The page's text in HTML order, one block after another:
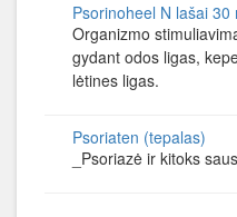
Psorinoheel N lašai 30
Organizmo
gydant odos ligas,
lėtines ligas.
Psoriaten (tepalas)
_Psoriazė ir kitoks